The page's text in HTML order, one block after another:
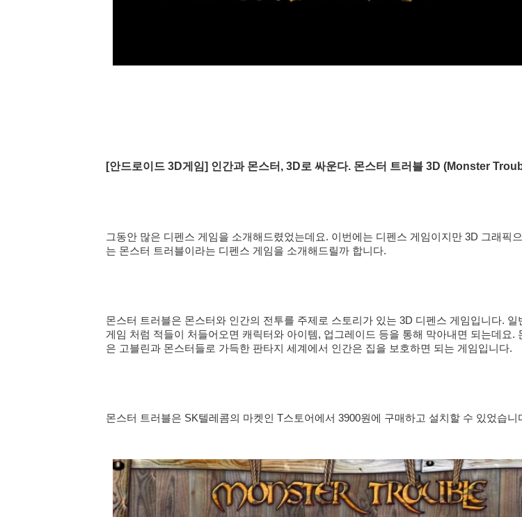
[안드로이드 3D게임] 인간과 몬스터, 3D로 싸운다. 몬스터 트러블 3D (Monster
그동안 많은 디펜스 게임을 소개해드렸었는데요. 이번에는 디펜스 게임이지만 3D 그래픽
는 몬스터 트러블이라는 디펜스 게임을 소개해드릴까 합니다.
몬스터 트러블은 몬스터와 인간의 전투를 주제로 스토리가 있는 3D 디펜스 게임입니다. 일
게임 처럼 적들이 처들어오면 캐릭터와 아이템, 업그레이드 등을 통해 막아내면 되는데요.
은 고블린과 몬스터들로 가득한 판타지 세계에서 인간은 집을 보호하면 되는 게임입니다.
몬스터 트러블은 SK텔레콤의 마켓인 T스토어에서 3900원에 구매하고 설치할 수 있었습니